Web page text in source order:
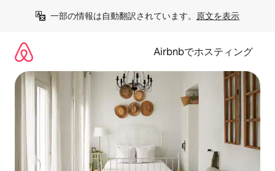
一部の情報は自動翻訳されています。 原文を表示
Airbnbでホスティング